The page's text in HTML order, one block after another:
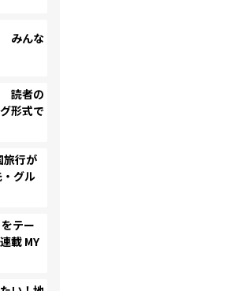
みんな
読者の
形式で
行が
グル
テー
載 MY